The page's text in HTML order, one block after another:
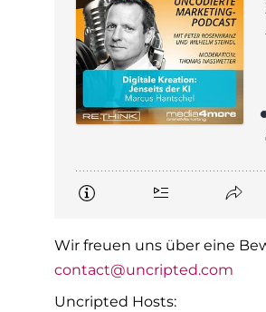
Wir freuen uns über eine
contact@uncripted.com
Uncripted Hosts: